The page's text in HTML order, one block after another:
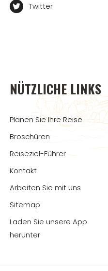
Twitter
NÜTZLICHE LINKS
Planen Sie Ihre Reise
Broschüren
Reiseziel-Führer
Kontakt
Arbeiten Sie mit uns
Sitemap
Laden Sie unsere App
herunter